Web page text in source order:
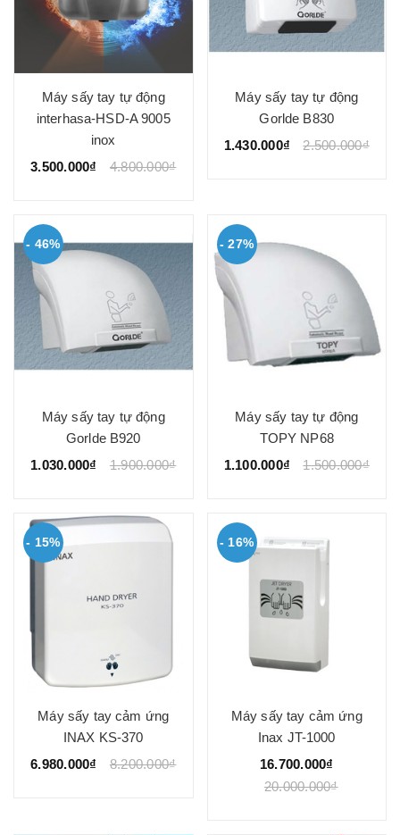
Máy sấy tay tự động
interhasa-HSD-A 9005
inox
3.500.000₫
4.800.000₫
Máy sấy tay tự động
Gorlde B830
1.430.000₫
2.500.000₫
- 46%
Máy sấy tay tự động
Gorlde B920
1.030.000₫
1.900.000₫
- 27%
Máy sấy tay tự động
TOPY NP68
1.100.000₫
1.500.000₫
- 15%
Máy sấy tay cảm ứng
INAX KS-370
6.980.000₫
8.200.000₫
- 16%
Máy sấy tay cảm ứng
Inax JT-1000
16.700.000₫
20.000.000₫